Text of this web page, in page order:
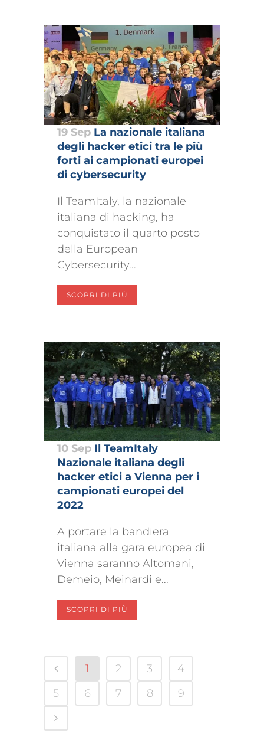
19 Sep La nazionale italiana
degli hacker etici tra le più
forti ai campionati europei
di cybersecurity
Il TeamItaly, la nazionale
italiana di hacking, ha
conquistato il quarto posto
della European
Cybersecurity...
SCOPRI DI PIÙ
10 Sep Il TeamItaly
Nazionale italiana degli
hacker etici a Vienna per i
campionati europei del
2022
A portare la bandiera
italiana alla gara europea di
Vienna saranno Altomani,
Demeio, Meinardi e...
SCOPRI DI PIÙ
1 2 3
4
5
6 7 8 9